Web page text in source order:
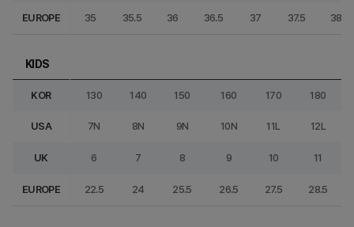
EUROPE 35 35.5 36 36.5 37 37.5 38
KIDS
KOR 130 140 150 160 170 180
USA 7N 8N 9N 10N 11L 12L
UK 6 7 8 9 10 11
EUROPE 22.5 24 25.5 26.5 27.5 28.5